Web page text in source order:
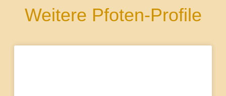
Weitere Pfoten-Profile